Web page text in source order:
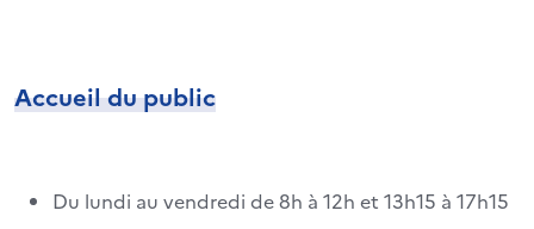
Accueil du public
Du lundi au vendredi de 8h à 12h et 13h15 à 17h15